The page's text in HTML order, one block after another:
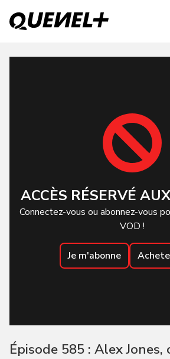
ACCÈS RÉSERVÉ
Connectez-vous ou abonnez-vous
VOD !
Je m'abonne
Épisode 585 : Alex Jones,